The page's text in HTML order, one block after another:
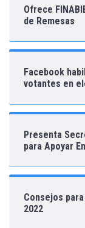
Ofrece
de Remesas
Facebook
votantes en
Presenta
para Apoyar
Consejos
2022